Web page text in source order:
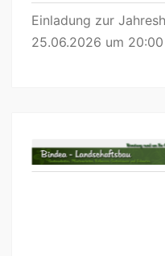
Einladung zur
25.06.2026 um